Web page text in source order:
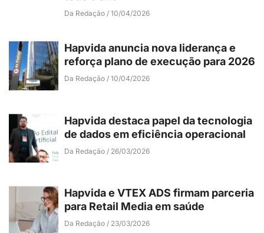
Da Redação 10/04/2026
Hapvida anuncia nova liderança e
reforça plano de execução para 2026
Da Redação 10/04/2026
Hapvida destaca papel da tecnologia
de dados em eficiência operacional
Da Redação 26/03/2026
Hapvida e VTEX ADS firmam parceria
para Retail Media em saúde
Da Redação 23/03/2026